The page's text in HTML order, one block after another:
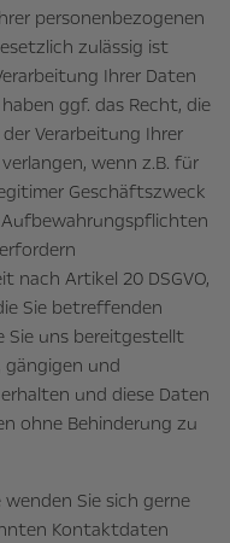
personenbezogenen
zulässig ist
Ihrer Daten
haben ggf. das Recht, die
Verarbeitung Ihrer
wenn z.B. für
Geschäftszweck
nach Artikel 20 DSGVO,
Sie betreffenden
Sie uns bereitgestellt
und
und diese Daten
ohne Behinderung zu
Sie sich gerne
Kontaktdaten